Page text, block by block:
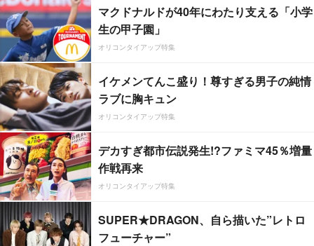
マクドナルドが40年にわたり支える「小学
生の甲子園」
オリコンタイアップ特集
イケメンてんこ盛り！尊すぎる男子の純情
ラブに胸キュン
オリコンタイアップ特集
デカすぎ都市伝説発生!?ファミマ45％増量
作戦再来
オリコンタイアップ特集
SUPER★DRAGON、自ら描いた”レトロ
フューチャー”